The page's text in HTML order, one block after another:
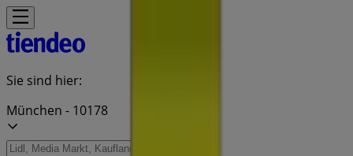
Sie sind hier:
München - 10178